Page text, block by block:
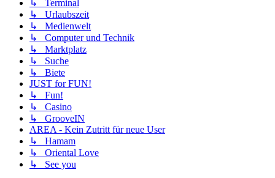
↳ Terminal
↳ Urlaubszeit
↳ Medienwelt
↳ Computer und Technik
↳ Marktplatz
↳ Suche
↳ Biete
JUST for FUN!
↳ Fun!
↳ Casino
↳ GrooveIN
AREA - Kein Zutritt für neue User
↳ Hamam
↳ Oriental Love
↳ See you